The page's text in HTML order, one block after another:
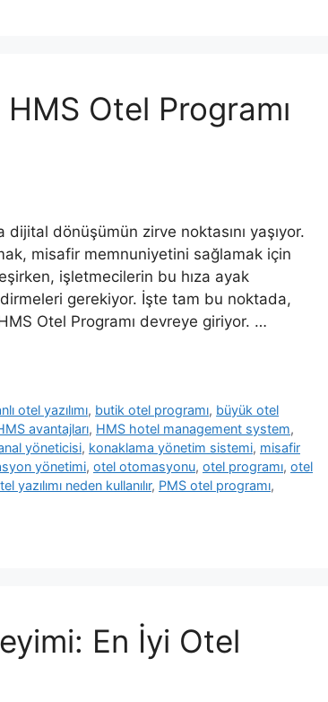
Otel Programı
dönüşümün zirve noktasını yaşıyor.
misafir memnuniyetini sağlamak için
işletmecilerin bu hıza ayak
gerekiyor. İşte tam bu noktada,
Otel Programı devreye giriyor. …
otel yazılımı, butik otel programı, büyük otel
avantajları, HMS hotel management system,
yöneticisi, konaklama yönetim sistemi, misafir
yönetimi, otel otomasyonu, otel programı, otel
yazılımı neden kullanılır, PMS otel programı,
En İyi Otel